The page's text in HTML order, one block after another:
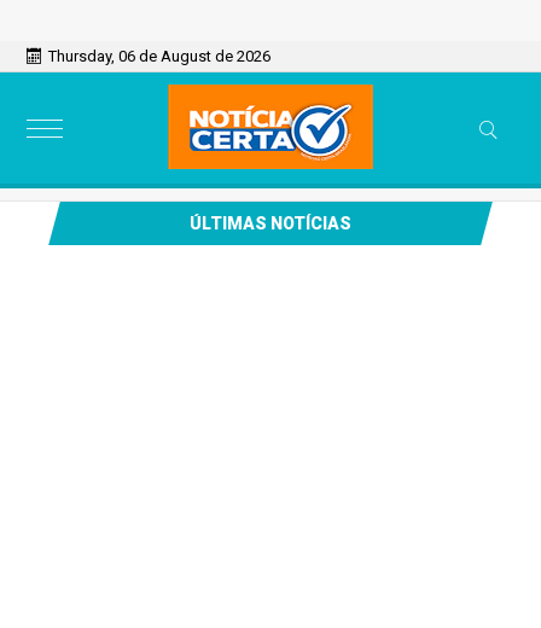
Thursday, 06 de August de 2026
ÚLTIMAS NOTÍCIAS